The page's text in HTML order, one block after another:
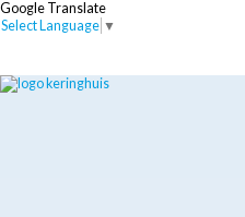
Google Translate
Select Language ▼